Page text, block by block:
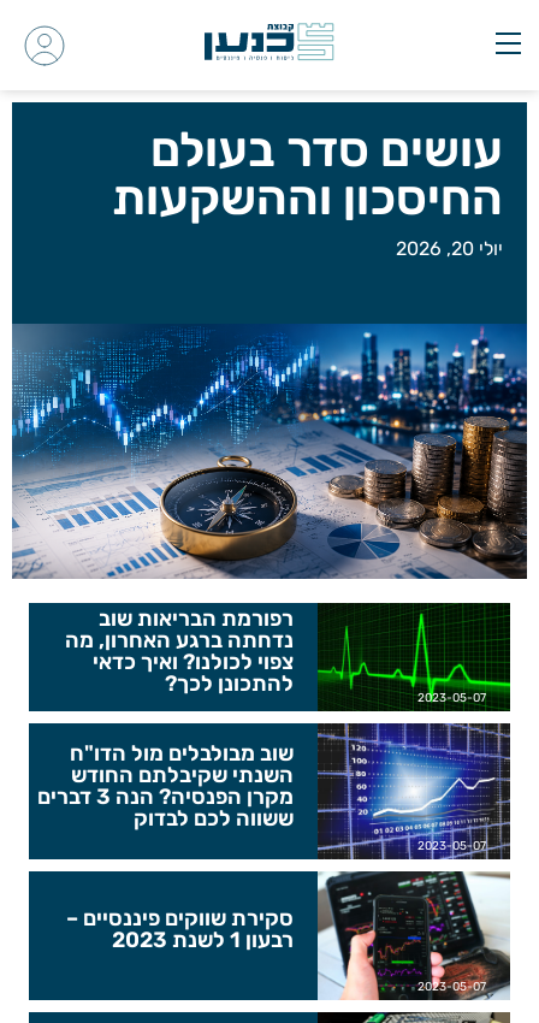
עושים סדר בעולם
החיסכון וההשקעות
יולי 20, 2026
רפורמת הבריאות שוב
נדחתה ברגע האחרון, מה
צפוי לכולנו? ואיך כדאי
להתכונן לכך?
2023-05-07
שוב מבולבלים מול הדו"ח
השנתי שקיבלתם החודש
מקרן הפנסיה? הנה 3 דברים
ששווה לכם לבדוק
2023-05-07
סקירת שווקים פיננסיים –
רבעון 1 לשנת 2023
2023-05-07